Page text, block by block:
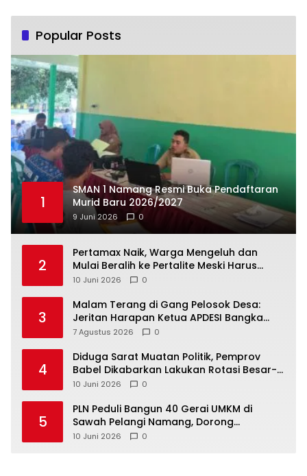
Popular Posts
1
SMAN 1 Namang Resmi Buka Pendaftaran
Murid Baru 2026/2027
9 Juni 2026 0
2
‎Pertamax Naik, Warga Mengeluh dan
Mulai Beralih ke Pertalite Meski Harus
10 Juni 2026 0
3
Malam Terang di Gang Pelosok Desa:
Jeritan Harapan Ketua APDESI Bangka
Tengah untuk PLN Babel
7 Agustus 2026 0
4
‎Diduga Sarat Muatan Politik, Pemprov
Babel Dikabarkan Lakukan Rotasi Besar-
10 Juni 2026 0
5
‎PLN Peduli Bangun 40 Gerai UMKM di
Sawah Pelangi Namang, Dorong
10 Juni 2026 0